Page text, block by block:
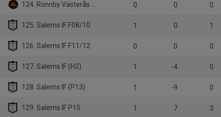
124. Rönnby Västerås IBK Ungdom (D1) 0 0 0
125. Salems IF F08/10 1 0 1
126. Salems IF F11/12 0 0 0
127. Salems IF (H2) 1 -4 0
128. Salems IF (P13) 1 -9 0
129. Salems IF P15 1 7 3